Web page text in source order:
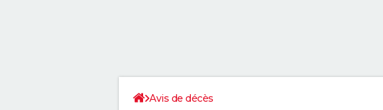
Avis de décès